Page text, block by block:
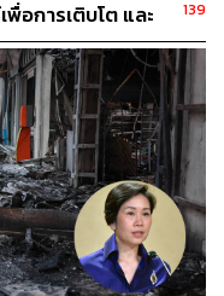
อการเติบโต และ
139